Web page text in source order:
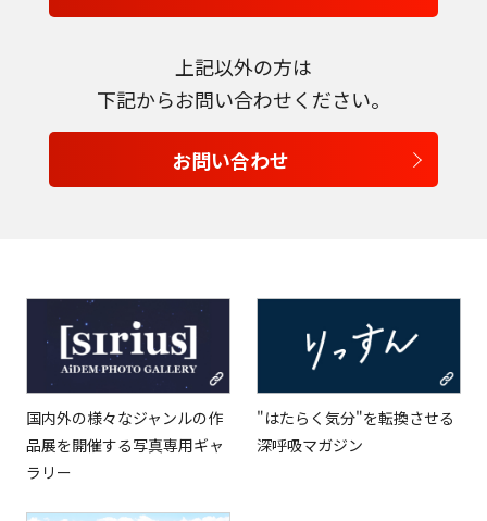
日本語
English
Tiếng Việt
上記以外の方は
下記からお問い合わせください。
お問い合わせ
国内外の様々なジャンルの作
品展を開催する写真専用ギャ
ラリー
"はたらく気分"を転換させる
深呼吸マガジン